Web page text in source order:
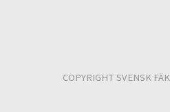
COPYRIGHT SVENSK